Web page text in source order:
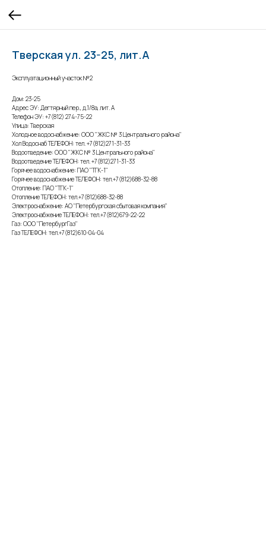
Тверская ул. 23-25, лит.А
Эксплуатационный участок №2
Дом: 23-25
Адрес ЭУ: Дегтярный пер., д.1/8а, лит. А
Телефон ЭУ: +7(812) 274-75-22
Улица: Тверская
Холодное водоснабжение: ООО "ЖКС № 3 Центрального района"
Хол Водоснаб ТЕЛЕФОН: тел. +7(812)271-31-33
Водоотведение: ООО "ЖКС № 3 Центрального района"
Водоотведение ТЕЛЕФОН: тел. +7(812)271-31-33
Горячее водоснабжение: ПАО "ТГК-1"
Горячее водоснабжение ТЕЛЕФОН: тел.+7(812)688-32-88
Отопление: ПАО "ТГК-1"
Отопление ТЕЛЕФОН: тел.+7(812)688-32-88
Электроснабжение: АО "Петербургская сбытовая компания"
Электроснабжение ТЕЛЕФОН: тел.+7(812)679-22-22
Газ: ООО "ПетербургГаз"
Газ ТЕЛЕФОН: тел.+7(812)610-04-04